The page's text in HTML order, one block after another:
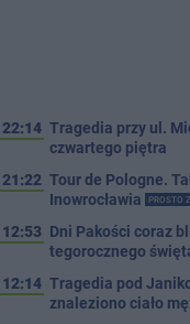
22:14 Tragedia przy ul.
czwartego piętra
21:22 Tour de Pologne.
Inowrocławia
PROSTO
12:53 Dni Pakości coraz
tegorocznego
12:14 Tragedia pod
znaleziono ciało